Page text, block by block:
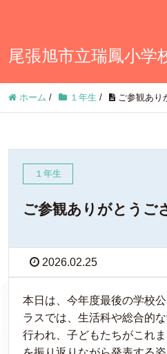
尾張旭市立瑞鳳小学
ホーム / １年生 / ご参観あり
１年生
ご参観ありがとうご
2026.02.25
本日は、今年度最後の学校
ラスでは、生活科や総合的
行われ、子どもたちがこれ